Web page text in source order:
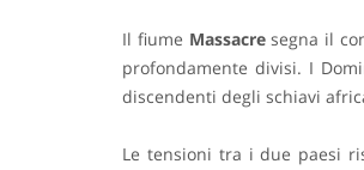
Il fiume Massacresegna il
profondamente divisi. I
discendenti degli schiavi
Le tensioni tra i due paesi